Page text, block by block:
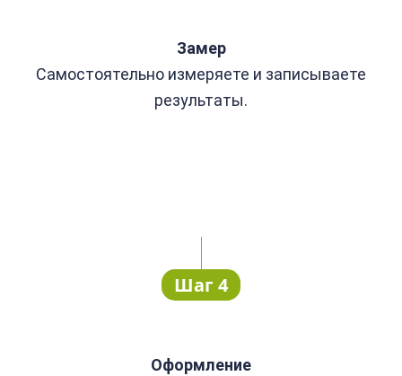
Замер
Самостоятельно измеряете и записываете
результаты.
Шаг 4
Оформление